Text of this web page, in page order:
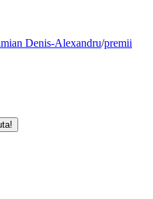
Denis-Alexandru/premii